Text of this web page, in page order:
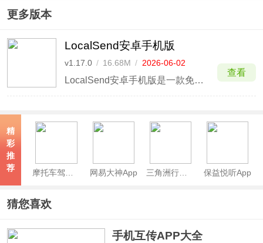
更多版本
LocalSend安卓手机版
v1.17.0 / 16.68M / 2026-06-02
LocalSend安卓手机版是一款免费、开源、跨平台的局域网文件传输软件，支持快速、加密的点对点文件传输，该软件最大的优点就是无需连接互联网，无需第三方服务器，即开即用，LocalSend支持包括Android、iOS、Windows、Linux、MacOs多个平台使用，只
查看
精
彩
推
荐
网易大神App 保益悦听App
猜您喜欢
手机互传APP大全